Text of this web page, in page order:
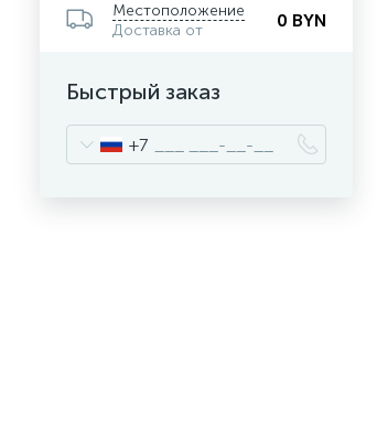
Местоположение
Доставка от
0 BYN
Быстрый заказ
+7